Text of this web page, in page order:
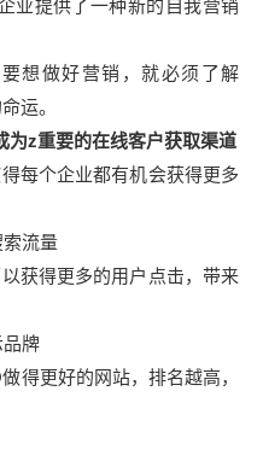
业提供了一种新的自我营销
做好营销，就必须了解
运。
为z重要的在线客户获取渠道
个企业都有机会获得更多
流量
得更多的用户点击，带来
牌
更好的网站，排名越高，